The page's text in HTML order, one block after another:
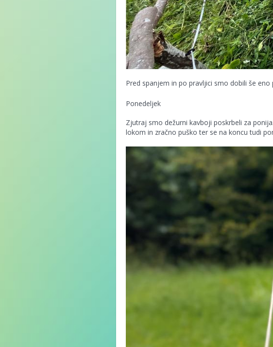
Pred spanjem in po pravljici smo dobili še
Ponedeljek
Zjutraj smo dežurni kavboji poskrbeli za
lokom in zračno puško ter se na koncu tudi